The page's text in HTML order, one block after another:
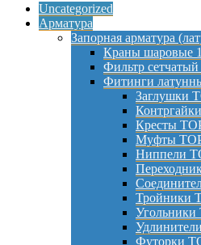
Uncategorized
Арматура
Запорная арматура
Краны шаровые
Фильтр
Фитинги
Заглушки
Кресты
Муфты
Ниппели
Тройники
Угольники
Футорки